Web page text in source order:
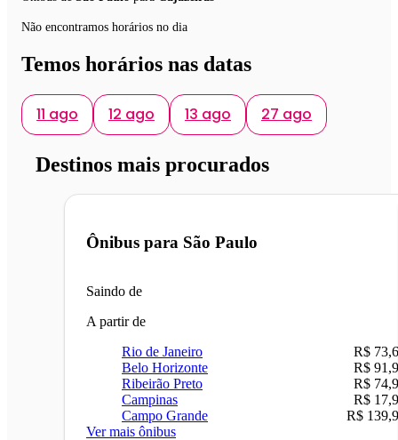
Não encontramos horários no dia
Temos horários nas datas
11 ago 12 ago 13 ago 27 ago
Destinos mais procurados
Ônibus para São Paulo
Saindo de
A partir de
Rio de Janeiro
R$
Belo Horizonte
R$
Ribeirão Preto
R$
Campinas
R$
Campo Grande
R$
Ver mais ônibus